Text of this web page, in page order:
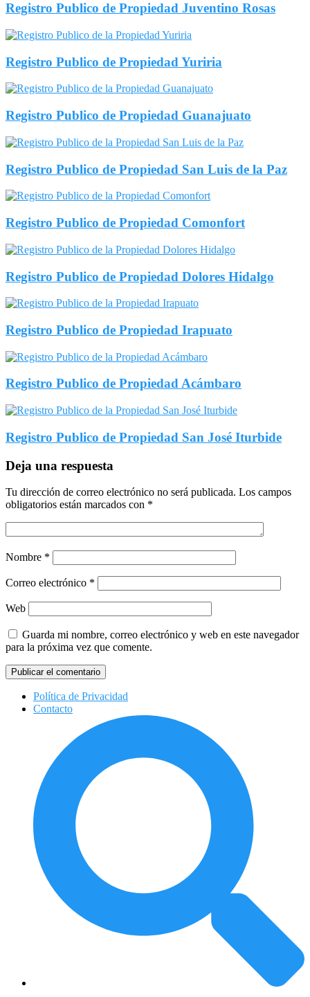
Registro Publico de Propiedad Juventino Rosas
Registro Publico de Propiedad Yuriria
Registro Publico de Propiedad Guanajuato
Registro Publico de Propiedad San Luis de la Paz
Registro Publico de Propiedad Comonfort
Registro Publico de Propiedad Dolores Hidalgo
Registro Publico de Propiedad Irapuato
Registro Publico de Propiedad Acámbaro
Registro Publico de Propiedad San José Iturbide
Deja una respuesta
Tu dirección de correo electrónico no será publicada. Los campos
obligatorios están marcados con *
Nombre *
Correo electrónico *
Web
Guarda mi nombre, correo electrónico y web en este navegador
para la próxima vez que comente.
Política de Privacidad
Contacto